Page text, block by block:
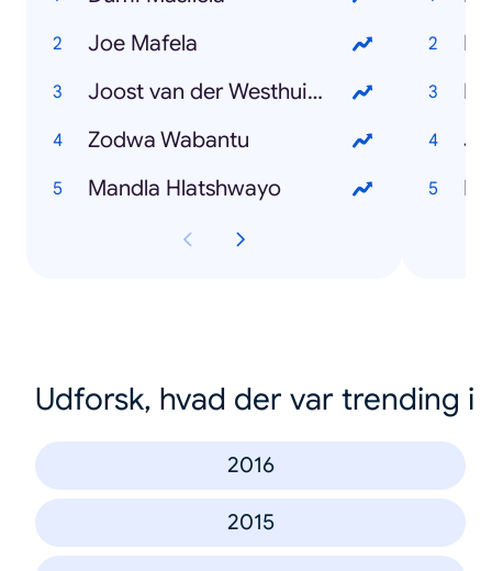
Joe Mafela
Joost van der Westhuizen
Zodwa Wabantu
Mandla Hlatshwayo
Udforsk, hvad der var trending i
2016
2015